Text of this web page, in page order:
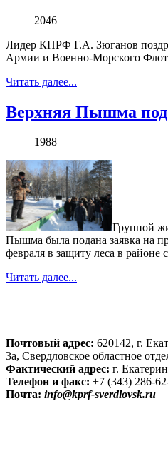
2046
Лидер КПРФ Г.А. Зюганов
Армии и Военно-Морского
Читать далее...
Верхняя Пышма под
1988
Группой
Пышма была подана заявка на
февраля в защиту леса в районе
Читать далее...
Почтовый адрес: 620142, г.
3а, Свердловское областное
Фактический адрес: г.
Телефон и факс: +7 (343) 286-
Почта: info@kprf-sverdlovsk.ru